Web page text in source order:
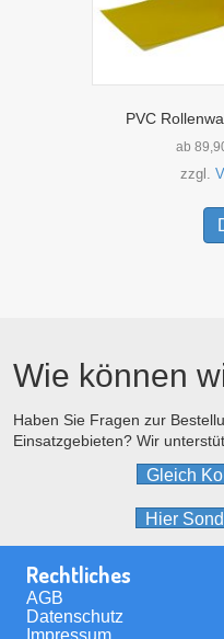
PVC
ab
zzgl.
Wie können
Haben Sie Fragen zur
Einsatzgebieten? Wir
Gleich
Hier
Rechtliches
AGB
Datenschutz
Impressum